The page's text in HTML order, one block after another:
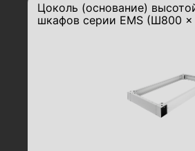
Цоколь (основание)
шкафов серии EMS (Ш800 ×